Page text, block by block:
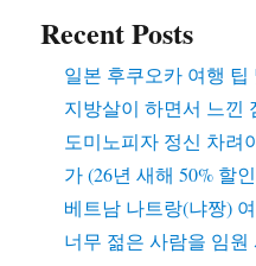
Recent Posts
일본 후쿠오카 여행 팁
지방살이 하면서 느낀
도미노피자 정신 차려
가 (26년 새해 50% 할
베트남 나트랑(냐짱)
너무 젊은 사람을 임